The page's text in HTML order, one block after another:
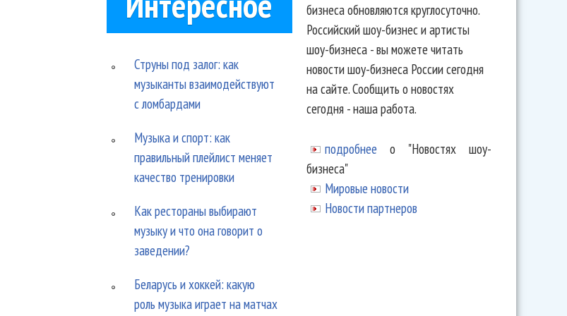
Струны под залог: как
музыканты взаимодействуют
с ломбардами
Музыка и спорт: как
правильный плейлист меняет
качество тренировки
Как рестораны выбирают
музыку и что она говорит о
заведении?
Беларусь и хоккей: какую
роль музыка играет на матчах
бизнеса обновляются круглосуточно.
Российский шоу-бизнес и артисты
шоу-бизнеса - вы можете читать
новости шоу-бизнеса России сегодня
на сайте. Сообщить о новостях
сегодня - наша работа.
подробнее о "Новостях шоу-
бизнеса"
Мировые новости
Новости партнеров